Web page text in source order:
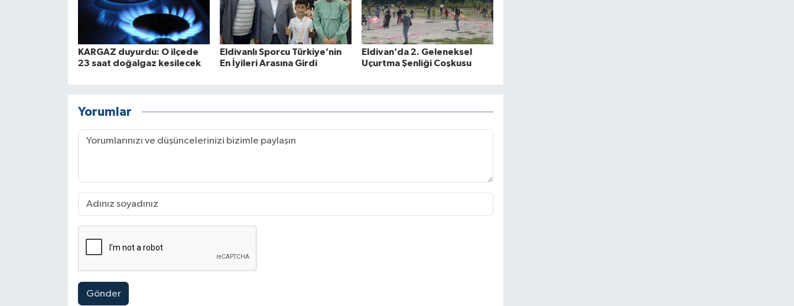
KARGAZ duyurdu: O ilçede
23 saat doğalgaz kesilecek
Eldivanlı Sporcu Türkiye’nin
En İyileri Arasına Girdi
Eldivan’da 2. Geleneksel
Uçurtma Şenliği Coşkusu
Yorumlar
Gönder